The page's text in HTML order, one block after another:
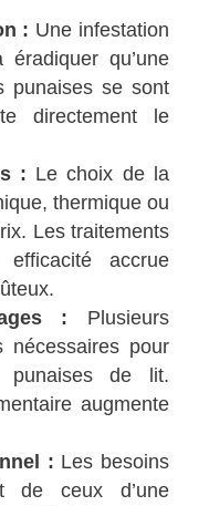
: Une infestation
qu’une
punaises se sont
directement le
: Le choix de la
thermique ou
Les traitements
accrue
: Plusieurs
nécessaires pour
punaises de lit.
augmente
: Les besoins
de ceux d’une